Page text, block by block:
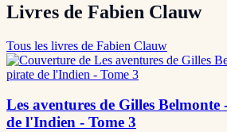
Livres de Fabien Clauw
Tous les livres de Fabien Clauw
Les aventures de Gilles
de l'Indien - Tome 3